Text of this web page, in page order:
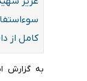
کامل از
به گزارش